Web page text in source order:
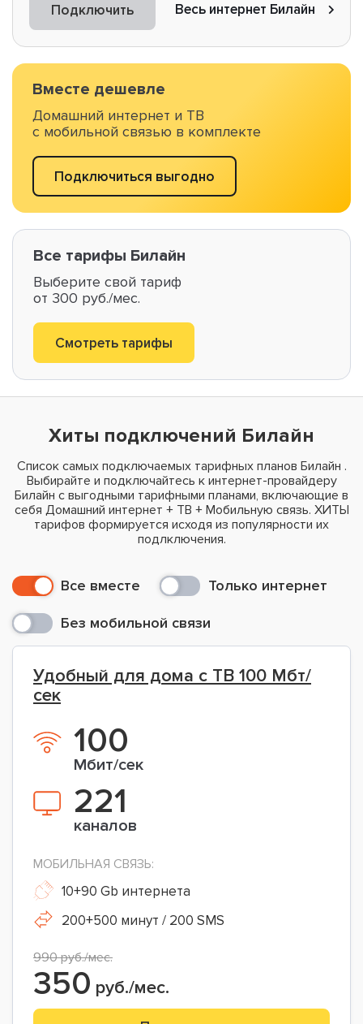
Подключить Весь интернет Билайн
Вместе дешевле
Домашний интернет и ТВ
с мобильной связью в комплекте
Подключиться выгодно
Все тарифы Билайн
Выберите свой тариф
от 300 руб./мес.
Смотреть тарифы
Хиты подключений Билайн
Список самых подключаемых тарифных планов Билайн .
Выбирайте и подключайтесь к интернет-провайдеру
Билайн с выгодными тарифными планами, включающие в
себя Домашний интернет + ТВ + Мобильную связь. ХИТЫ
тарифов формируется исходя из популярности их
подлключения.
Все вместе Только интернет
Без мобильной связи
Удобный для дома с ТВ 100 Мбт/
сек
100
Мбит/сек
221
каналов
МОБИЛЬНАЯ СВЯЗЬ:
10+90 Gb интернета
200+500 минут / 200 SMS
990 руб./мес.
350 руб./мес.